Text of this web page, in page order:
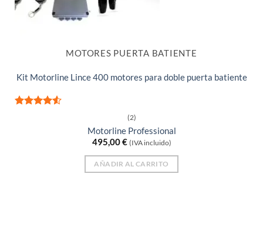
MOTORES PUERTA BATIENTE
Kit Motorline Lince 400 motores para doble puerta batiente
(2)
Motorline Professional
495,00€ (IVA incluido)
AÑADIR AL CARRITO